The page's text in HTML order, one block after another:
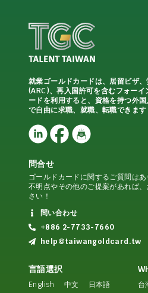
就業ゴールドカードは、居留ビザ
(ARC)、再入国許可を含むフォー
ードを利用すると、資格を持つ外
で自由に求職、就職、転職できます
問合せ
ゴールドカードに関するご質問は
不明点やその他のご提案があれば
さい！
問い合わせ
+886 2-7733-7660
help@taiwangoldcard.tw
言語選択
English 中文 日本語
台